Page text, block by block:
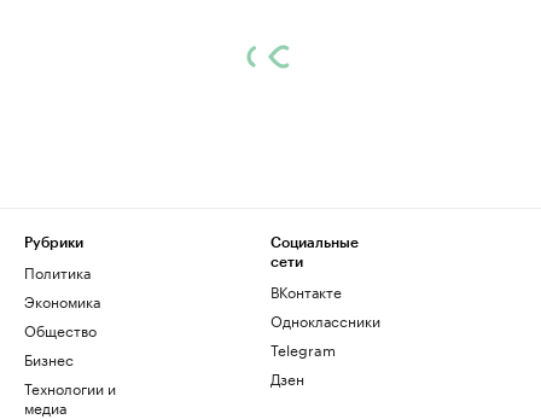
Рубрики
Политика
Экономика
Общество
Бизнес
Технологии и
медиа
Социальные
сети
ВКонтакте
Одноклассники
Telegram
Дзен